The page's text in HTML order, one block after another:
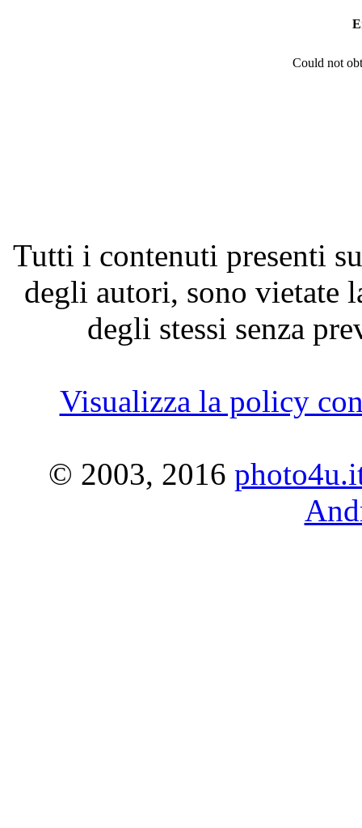
Could not
Tutti i contenuti presenti
degli autori, sono vietate
degli stessi senza
Visualizza la policy
© 2003, 2016